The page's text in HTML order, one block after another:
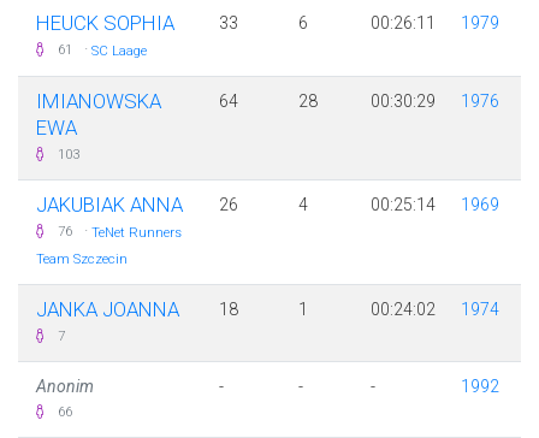
HEUCK SOPHIA
61 · SC Laage
33 6 00:26:11 1979
IMIANOWSKA
EWA
103
64 28 00:30:29 1976
JAKUBIAK ANNA
76 · TeNet Runners
Team Szczecin
26 4 00:25:14 1969
JANKA JOANNA
7
18 1 00:24:02 1974
Anonim
66
- - - 1992